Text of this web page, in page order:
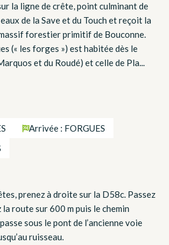
la ligne de crête, point culminant de
de la Save et du Touch et reçoit la
forestier primitif de Bouconne.
(« les forges ») est habitée dès le
et du Roudé) et celle de Pla...
Arrivée : FORGUES
prenez à droite sur la D58c. Passez
la route sur 600 m puis le chemin
sous le pont de l’ancienne voie
ruisseau.